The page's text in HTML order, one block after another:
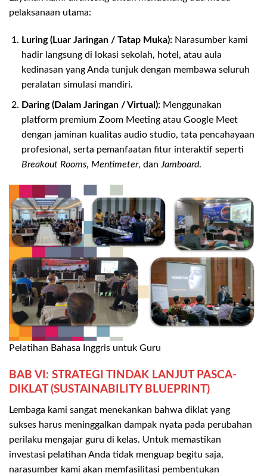
pelaksanaan utama:
Luring (Luar Jaringan / Tatap Muka):Narasumber kami
hadir langsung di lokasi sekolah, hotel, atau aula
kedinasan yang Anda tunjuk dengan membawa seluruh
peralatan simulasi mandiri.
Daring (Dalam Jaringan / Virtual):Menggunakan
platform premium Zoom Meeting atau Google Meet
dengan jaminan kualitas audio studio, tata pencahayaan
profesional, serta pemanfaatan fitur interaktif seperti
Breakout Rooms, Mentimeter, dan Jamboard.
Pelatihan Bahasa Inggris untuk Guru
BAB VI: STRATEGI TINDAK LANJUT PASCA-
DIKLAT (SUSTAINABILITY BLUEPRINT)
Lembaga kami sangat menekankan bahwa diklat yang
sukses harus meninggalkan dampak nyata pada perubahan
perilaku mengajar guru di kelas. Untuk memastikan
investasi pelatihan Anda tidak menguap begitu saja,
narasumber kami akan memfasilitasi pembentukan